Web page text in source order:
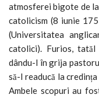
atmosferei bigote de
catolicism (8 iunie
(Universitatea
catolici). Furios,
dându-l în grija
să-l readucă la
Ambele scopuri au